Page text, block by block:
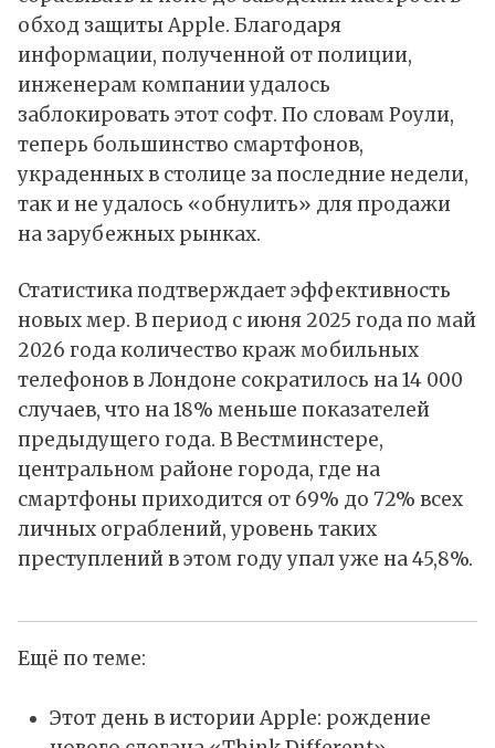
обход защиты Apple. Благодаря
информации, полученной от полиции,
инженерам компании удалось
заблокировать этот софт. По словам Роули,
теперь большинство смартфонов,
украденных в столице за последние недели,
так и не удалось «обнулить» для продажи
на зарубежных рынках.
Статистика подтверждает эффективность
новых мер. В период с июня 2025 года по май
2026 года количество краж мобильных
телефонов в Лондоне сократилось на 14 000
случаев, что на 18% меньше показателей
предыдущего года. В Вестминстере,
центральном районе города, где на
смартфоны приходится от 69% до 72% всех
личных ограблений, уровень таких
преступлений в этом году упал уже на 45,8%.
Ещё по теме:
Этот день в истории Apple: рождение